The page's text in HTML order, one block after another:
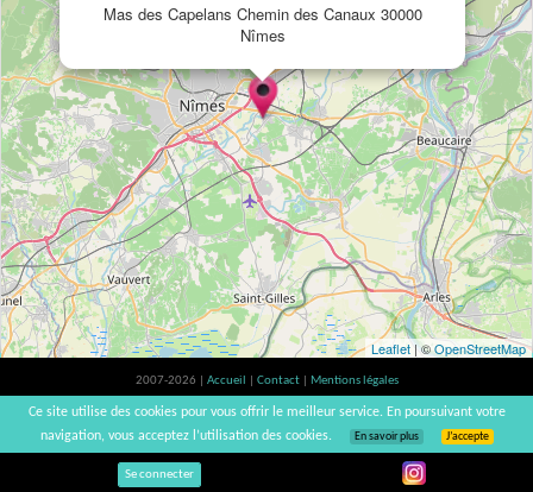
Mas des Capelans Chemin des Canaux 30000
Nîmes
Leaflet| ©OpenStreetMap
2007-2026 | Accueil Contact
Mentions légales
L'abus d'alcool est dangereux pour la santé, à consommer avec modération. |
vinsnaturels | v3.12
Se connecter
Ce site utilise des cookies pour vous offrir le meilleur service. En poursuivant votre
navigation, vous acceptez l’utilisation des cookies.
En savoir plus J’accepte